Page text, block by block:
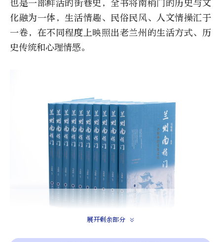
也是一部鲜活的街巷史，全书将南稍门的历史与文
化融为一体，生活情趣、民俗民风、人文情操汇于
一卷，在不同程度上映照出老兰州的生活方式、历
史传统和心理情感。
展开剩余部分